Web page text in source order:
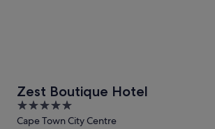
Zest Boutique Hotel
5
out
Cape Town City Centre